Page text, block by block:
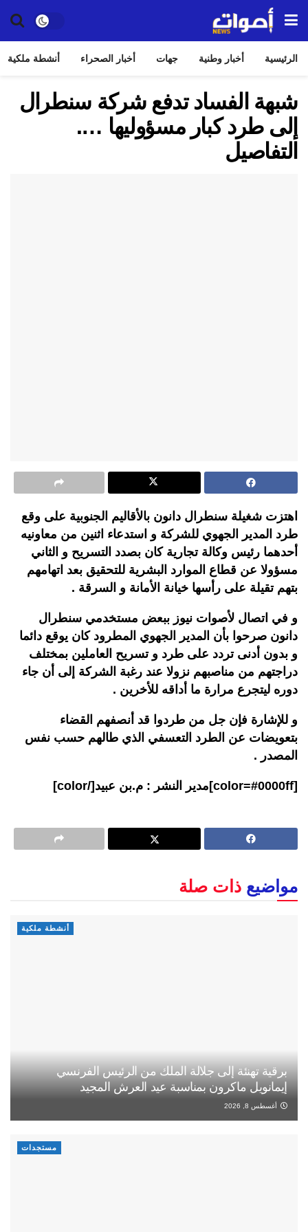
الرئيسية أخبار وطنية جهات أخبار الصحراء أنشطة ملكية
شبهة الفساد تدفع شركة سنطرال
إلى طرد كبار مسؤوليها ….
التفاصيل
اهتزت شغيلة سنطرال دانون بالأقاليم الجنوبية على وقع
طرد المدير الجهوي للشركة و استدعاء اثنين من معاونيه
أحدهما رئيس وكالة تجارية كان بصدد التسريح و الثاني
مسؤولا عن قطاع الموارد البشرية للتحقيق بعد اتهامهم
بتهم تقيلة على رأسها خيانة الأمانة و السرقة .
و في اتصال لأصوات نيوز ببعض مستخدمي سنطرال
دانون صرحوا بأن المدير الجهوي المطرود كان يوقع دائما
و بدون أدنى تردد على طرد و تسريح العاملين بمختلف
دراجتهم من مناصبهم نزولا عند رغبة الشركة إلى أن جاء
دوره ليتجرع مرارة ما أداقه للأخرين .
و للإشارة فإن جل من طردوا قد أنصفهم القضاء
بتعويضات عن الطرد التعسفي الذي طالهم حسب نفس
المصدر .
[color=#0000ff]مدير النشر : م.بن عبيد[/color]
مواضيع ذات صلة
أنشطة ملكية
برقية تهنئة إلى جلالة الملك من الرئيس الفرنسي
إيمانويل ماكرون بمناسبة عيد العرش المجيد
أغسطس 8, 2026
مستجدات